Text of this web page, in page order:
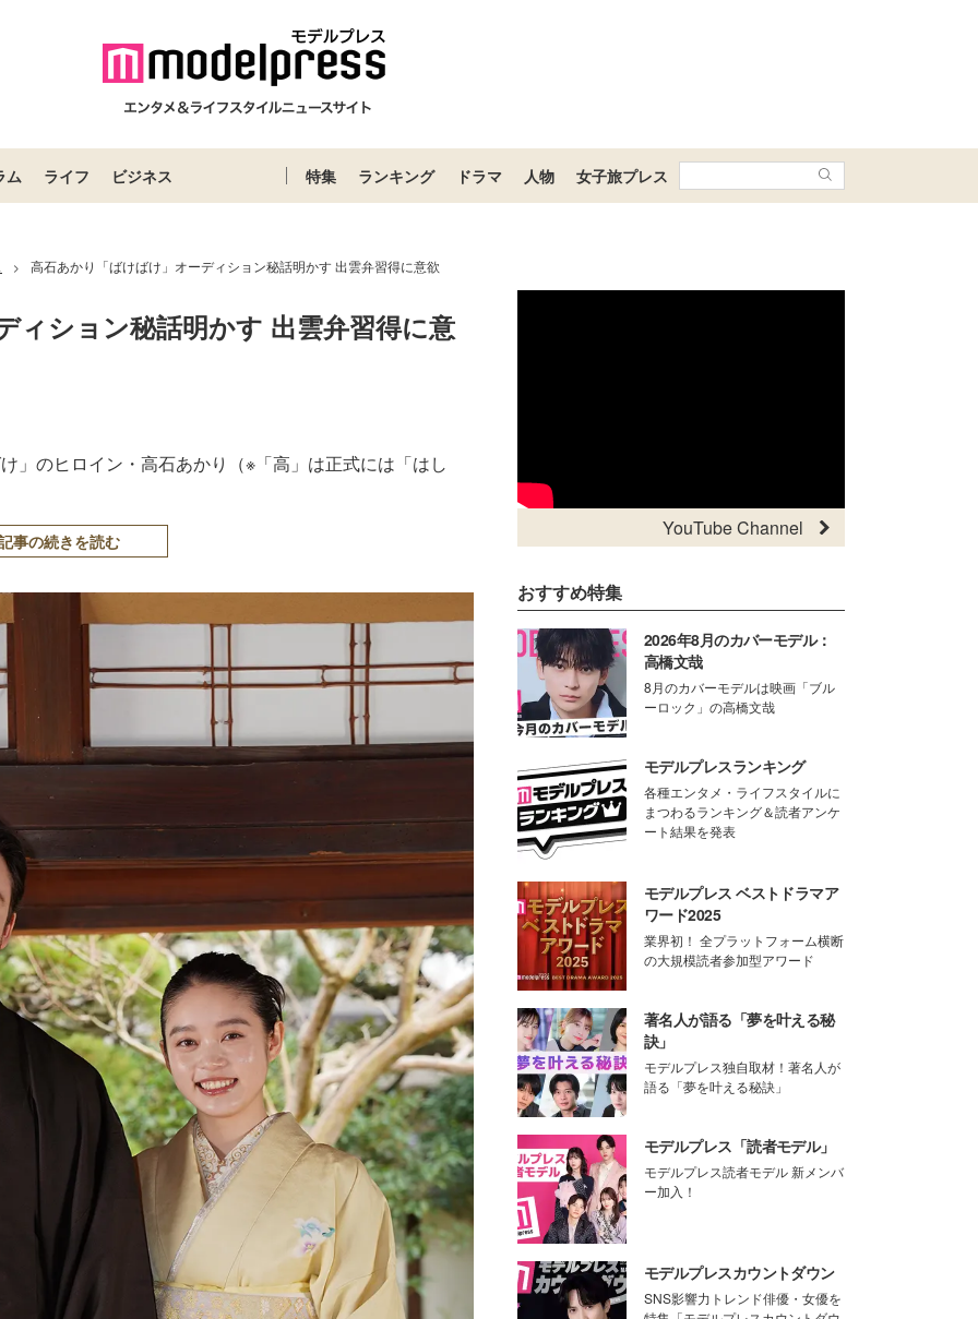
ム ライフ ビジネス 特集 ランキング ドラマ 人物 女子旅プレス
> 高石あかり「ばけばけ」オーディション秘話明かす 出雲弁習得に意欲
ィション秘話明かす 出雲弁習得に意
」のヒロイン・高石あかり（※「高」は正式には「はし
事の続きを読む
YouTube Channel
おすすめ特集
2026年8月のカバーモデル：
高橋文哉
8月のカバーモデルは映画「ブル
ーロック」の高橋文哉
モデルプレスランキング
各種エンタメ・ライフスタイルに
まつわるランキング＆読者アンケ
ート結果を発表
モデルプレス ベストドラマア
ワード2025
業界初！ 全プラットフォーム横断
の大規模読者参加型アワード
著名人が語る「夢を叶える秘
訣」
モデルプレス独自取材！著名人が
語る「夢を叶える秘訣」
モデルプレス「読者モデル」
モデルプレス読者モデル 新メンバ
ー加入！
モデルプレスカウントダウン
SNS影響力トレンド俳優・女優を